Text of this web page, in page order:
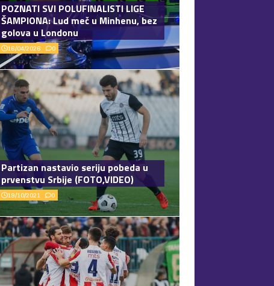
POZNATI SVI POLUFINALISTI LIGE
ŠAMPIONA: Lud meč u Minhenu, bez
golova u Londonu
16/04/2026 0
Partizan nastavio seriju pobeda u
prvenstvu Srbije (FOTO,VIDEO)
19/10/2021 0